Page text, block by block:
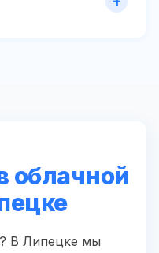
облачной
В Липецке мы